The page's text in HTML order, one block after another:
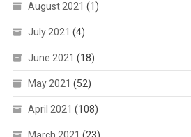
August 2021 (1)
July 2021 (4)
June 2021 (18)
May 2021 (52)
April 2021 (108)